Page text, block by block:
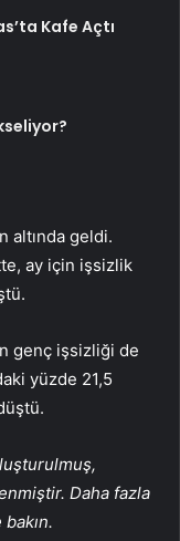
Kafe Açtı
altında geldi.
ay için işsizlik
genç işsizliği de
yüzde 21,5
Daha fazla